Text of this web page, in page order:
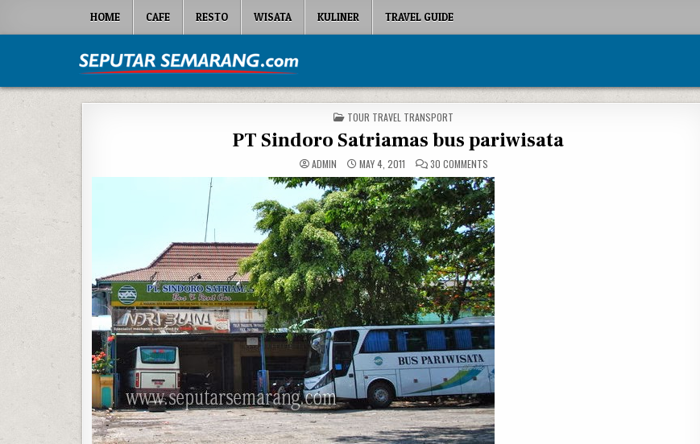
HOME CAFE RESTO WISATA KULINER TRAVEL GUIDE
Seputar Semarang
POSTED IN
TOUR TRAVEL TRANSPORT
PT Sindoro Satriamas bus pariwisata
ADMIN MAY 4, 2011 30 COMMENTSON PT SINDORO SATRIAMAS BUS PARIWISATA